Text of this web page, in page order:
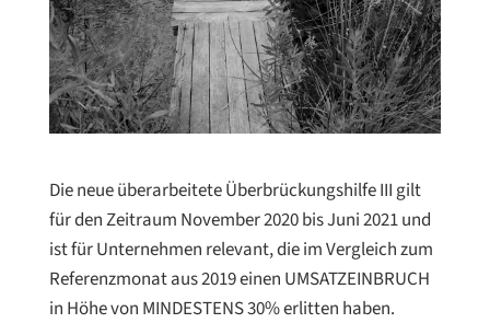
Die neue überarbeitete Überbrückungshilfe III gilt
für den Zeitraum November 2020 bis Juni 2021 und
ist für Unternehmen relevant, die im Vergleich zum
Referenzmonat aus 2019 einen UMSATZEINBRUCH
in Höhe von MINDESTENS 30% erlitten haben. ⁠